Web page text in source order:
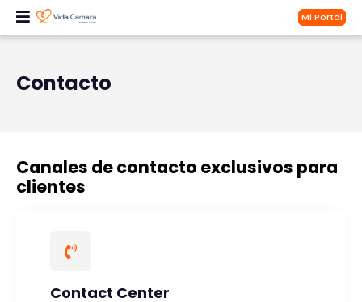
Mi Portal
Contacto
Canales de contacto exclusivos para
clientes
Contact Center